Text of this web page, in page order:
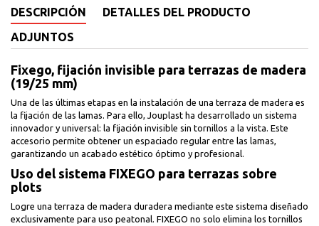
DESCRIPCIÓN
DETALLES DEL PRODUCTO
ADJUNTOS
Fixego, fijación invisible para terrazas de madera
(19/25 mm)
Una de las últimas etapas en la instalación de una terraza de madera es
la fijación de las lamas. Para ello, Jouplast ha desarrollado un sistema
innovador y universal: la fijación invisible sin tornillos a la vista. Este
accesorio permite obtener un espaciado regular entre las lamas,
garantizando un acabado estético óptimo y profesional.
Uso del sistema FIXEGO para terrazas sobre
plots
Logre una terraza de madera duradera mediante este sistema diseñado
exclusivamente para uso peatonal. FIXEGO no solo elimina los tornillos